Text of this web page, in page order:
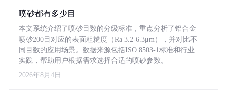
喷砂都有多少目
本文系统介绍了喷砂目数的分级标准，重点分析了铝合金
喷砂200目对应的表面粗糙度（Ra 3.2-6.3μm），并对比不
同目数的应用场景。数据来源包括ISO 8503-1标准和行业
实践，帮助用户根据需求选择合适的喷砂参数。
2026年8月4日